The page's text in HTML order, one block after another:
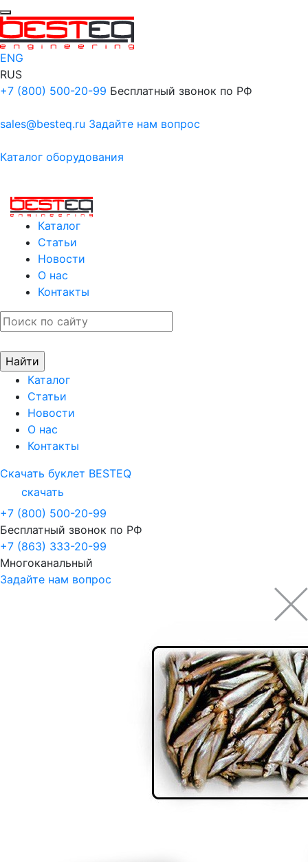
ENG
RUS
+7 (800) 500-20-99 Бесплатный звонок по РФ
sales@besteq.ru Задайте нам вопрос
Каталог оборудования
Каталог
Статьи
Новости
О нас
Контакты
Каталог
Статьи
Новости
О нас
Контакты
Скачать буклет BESTEQ
скачать
+7 (800) 500-20-99
Бесплатный звонок по РФ
+7 (863) 333-20-99
Многоканальный
Задайте нам вопрос